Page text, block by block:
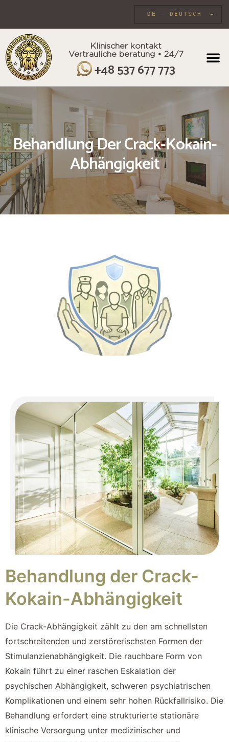
DEUTSCH
DE
Klinischer kontakt
Vertrauliche beratung • 24/7
+48 537 677 773
Behandlung Der Crack-Kokain-
Abhängigkeit
Behandlung der Crack-
Kokain-Abhängigkeit
Die Crack-Abhängigkeit zählt zu den am schnellsten
fortschreitenden und zerstörerischsten Formen der
Stimulanzienabhängigkeit. Die rauchbare Form von
Kokain führt zu einer raschen Eskalation der
psychischen Abhängigkeit, schweren psychiatrischen
Komplikationen und einem sehr hohen Rückfallrisiko. Die
Behandlung erfordert eine strukturierte stationäre
klinische Versorgung unter medizinischer und